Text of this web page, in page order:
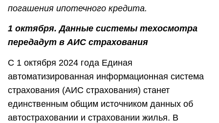
погашения ипотечного кредита.
1 октября. Данные системы техосмотра
передадут в АИС страхования
С 1 октября 2024 года Единая
автоматизированная информационная система
страхования (АИС страхования) станет
единственным общим источником данных об
автостраховании и страховании жилья. В